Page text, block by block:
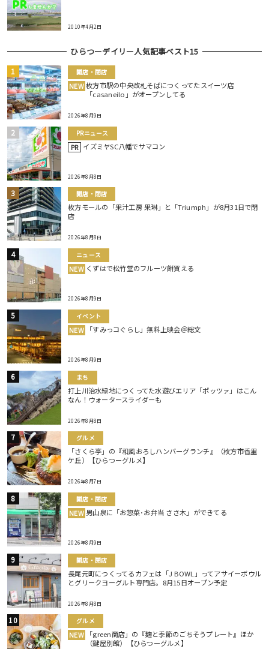
2010年4月2日
ひらつーデイリー人気記事ベスト15
開店・閉店
NEW 枚方市駅の中央改札そばにつくってたスイーツ店
「casaneilo」がオープンしてる
2026年8月9日
PRニュース
PR イズミヤSC八幡でサマコン
2026年8月8日
開店・閉店
枚方モールの「果汁工房 果琳」と「Triumph」が8月31日で閉
店
2026年8月8日
ニュース
NEW くずはで松竹堂のフルーツ餅買える
2026年8月9日
イベント
NEW 「すみっコぐらし」無料上映会＠総文
2026年8月9日
まち
打上川治水緑地につくってた水遊びエリア「ポッツァ」はこん
なん！ウォータースライダーも
2026年8月8日
グルメ
「さくら亭」の『和風おろしハンバーグランチ』（枚方市香里
ケ丘）【ひらつーグルメ】
2026年8月7日
開店・閉店
NEW 男山泉に「お惣菜･お弁当 ささ木」ができてる
2026年8月9日
開店・閉店
長尾元町につくってるカフェは「J BOWL」ってアサイーボウル
とグリークヨーグルト専門店。8月15日オープン予定
2026年8月8日
グルメ
NEW
「green商店」の『麹と季節のごちそうプレート』ほか
（鍵屋別館）【ひらつーグルメ】